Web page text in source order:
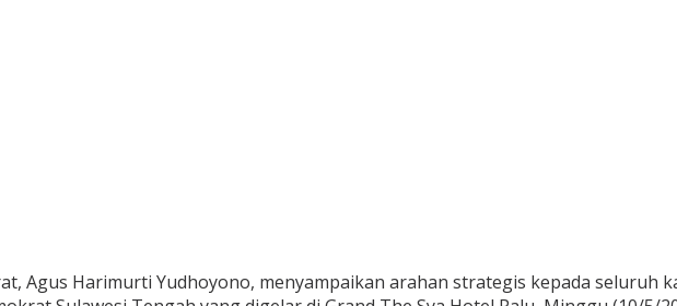
Agus Harimurti Yudhoyono, menyampaikan arahan strategis kepada seluruh